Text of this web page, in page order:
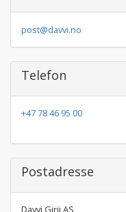
post@davvi.no
Telefon
+47 78 46 95 00
Postadresse
Davvi Girji AS